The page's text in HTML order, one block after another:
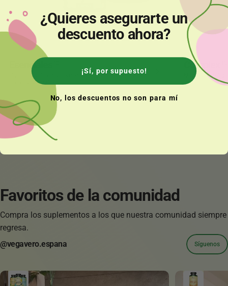
Esenciales
Puros. Fiables. Suplementos veganos esenciales
para tu día a día.
Complex
Mezclas
Favoritos de la comunidad
Compra los suplementos a los que nuestra comunidad siempre
regresa.
@vegavero.espana
Síguenos
¿Quieres asegurarte un
descuento ahora?
¡Sí, por supuesto!
No, los descuentos no son para mí